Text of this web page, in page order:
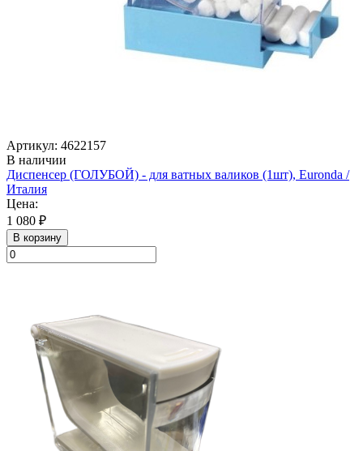
Артикул: 4622157
В наличии
Диспенсер (ГОЛУБОЙ) - для ватных валиков (1шт), Euronda /
Италия
Цена:
1 080 ₽
В корзину